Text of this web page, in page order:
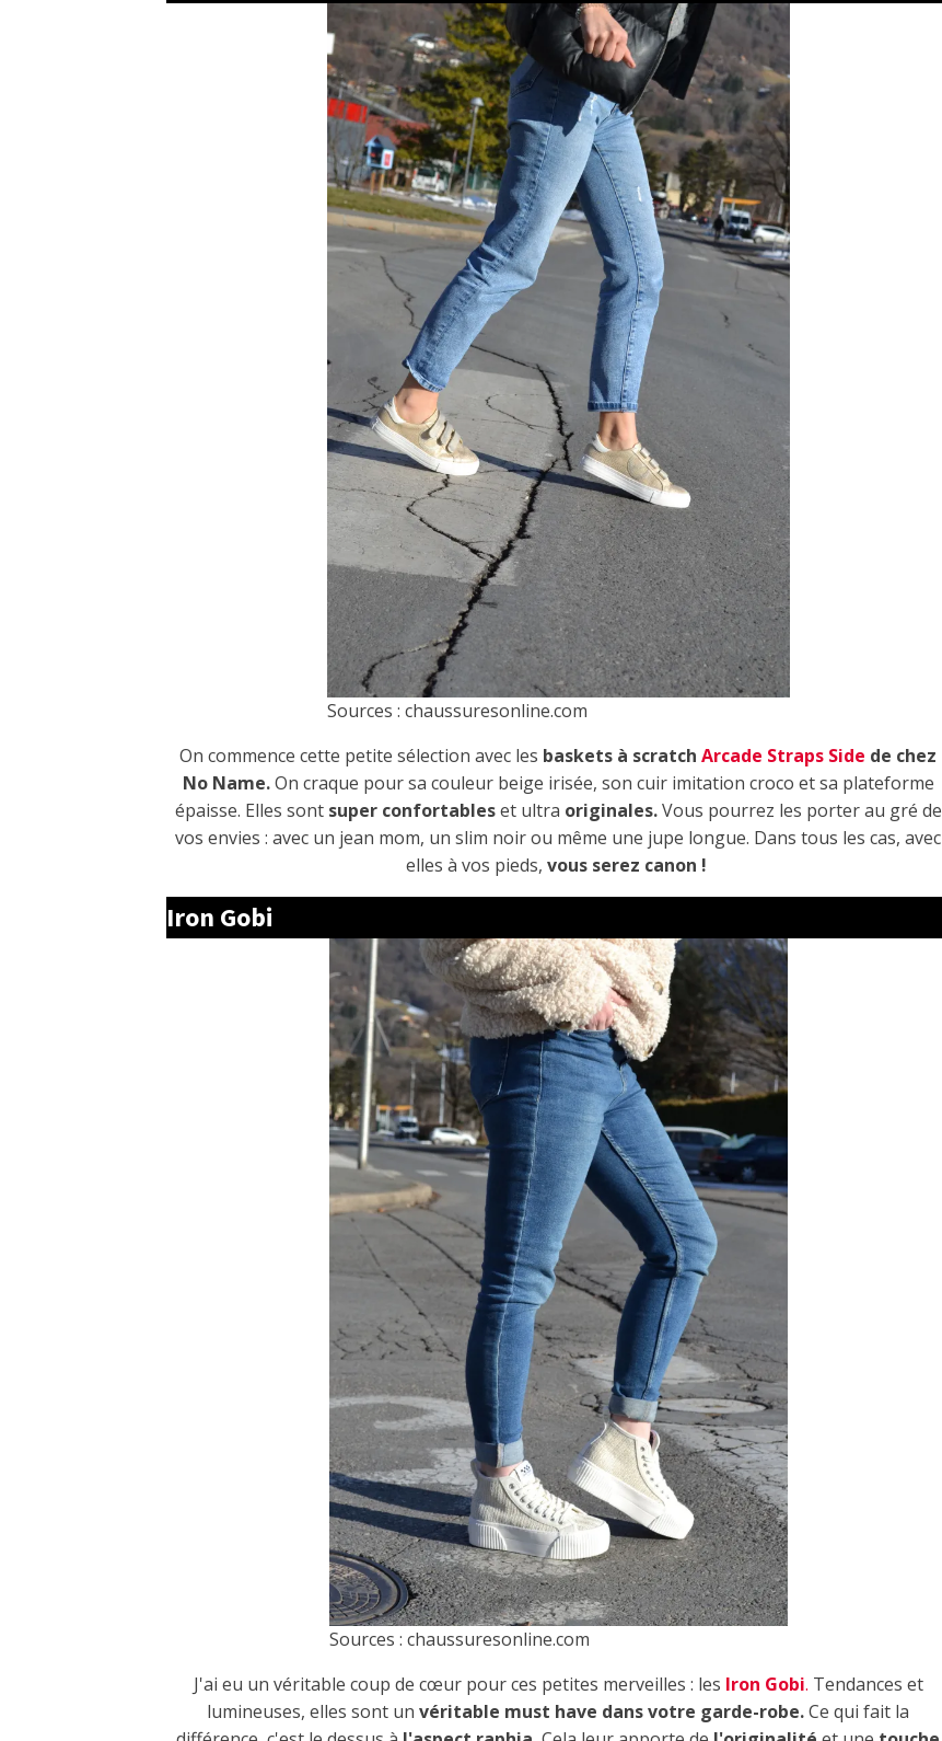
Sources : chaussuresonline.com
On commence cette petite sélection avec les baskets à scratch Arcade Straps Side de chez
No Name.On craque pour sa couleur beige irisée, son cuir imitation croco et sa plateforme
épaisse. Elles sont super confortableset ultra originales.Vous pourrez les porter au gré de
vos envies : avec un jean mom, un slim noir ou même une jupe longue. Dans tous les cas, avec
elles à vos pieds, vous serez canon !
Iron Gobi
Sources : chaussuresonline.com
J'ai eu un véritable coup de cœur pour ces petites merveilles : les Iron Gobi. Tendances et
lumineuses, elles sont un véritable must have dans votre garde-robe.Ce qui fait la